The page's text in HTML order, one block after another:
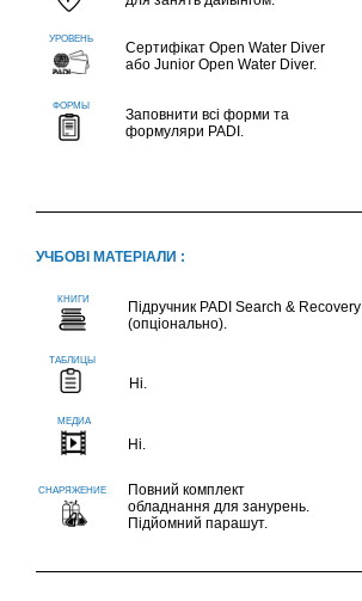
Сертифікат Open Water Diver
або Junior Open Water Diver.
Заповнити всі форми та
формуляри PADI.
УЧБОВІ МАТЕРІАЛИ :
Підручник PADI Search & Recovery
(опціонально).
Ні.
Ні.
Повний комплект
обладнання для занурень.
Підйомний парашут.